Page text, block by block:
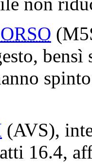
bensì
(AVS),
16.4,